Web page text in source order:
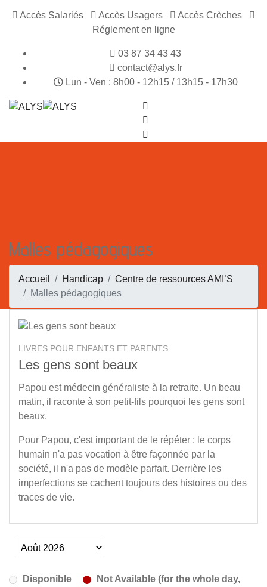
Accès Salariés Accès Usagers
Accès Crèches
Réglement en ligne
03 87 34 43 43
contact@alys.fr
Lun - Ven : 8h00 - 12h15 / 13h15 - 17h30
Malles pédagogiques
Accueil Handicap
Centre de ressources AMI’S
Malles pédagogiques
LIVRES POUR ENFANTS ET PARENTS
Les gens sont beaux
Papou est médecin généraliste à la retraite. Un beau
matin, il raconte à son petit-fils pourquoi les gens sont
beaux.
Pour Papou, c'est important de le répéter : le corps
humain n'a pas vocation à être façonnée par la
société, il n'a pas de modèle parfait. Derrière les
imperfections se cachent toujours des histoires ou des
traces de vie.
Disponible
Not Available (for the whole day,